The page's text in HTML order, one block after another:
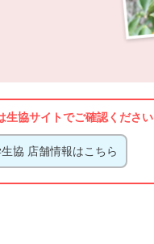
生協サイトでご確認ください
協 店舗情報はこちら